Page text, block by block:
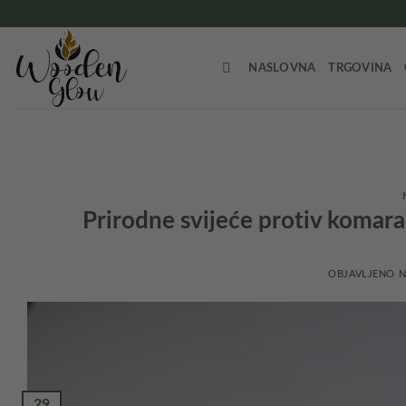
content
NASLOVNA TRGOVINA
Prirodne svijeće protiv
OBJAVLJENO